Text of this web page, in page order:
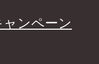
ンペーン